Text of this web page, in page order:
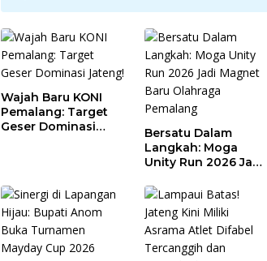
Wajah Baru KONI
Pemalang: Target
Geser Dominasi
Bersatu Dalam
Langkah: Moga
Unity Run 2026 Jadi
Olahraga Pemalang